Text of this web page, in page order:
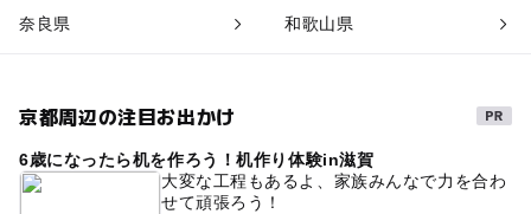
奈良県 和歌山県
京都周辺の注目お出かけ
6歳になったら机を作ろう！机作り体験in滋賀
大変な工程もあるよ、家族みんなで力を合わ
せて頑張ろう！